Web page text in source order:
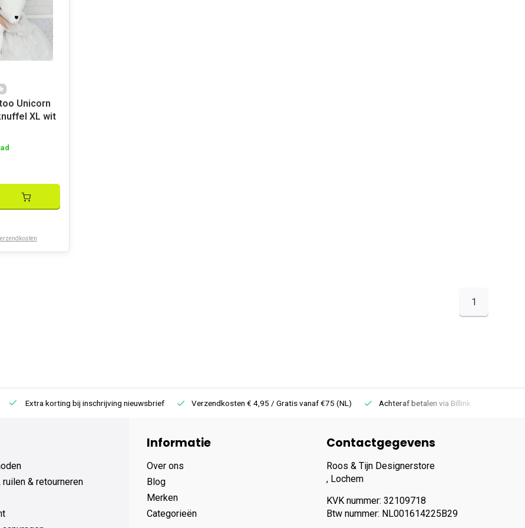
Unicorn
XL wit
1
Extra korting bij inschrijving nieuwsbrief Verzendkosten € 4,95 / Gratis vanaf €75 (NL) Achteraf betalen via Billink
& retourneren
Informatie
Over ons
Blog
Merken
Categorieën
Contactgegevens
Roos & Tijn Designerstore
, Lochem
KVK nummer: 32109718
Btw nummer: NL001614225B29